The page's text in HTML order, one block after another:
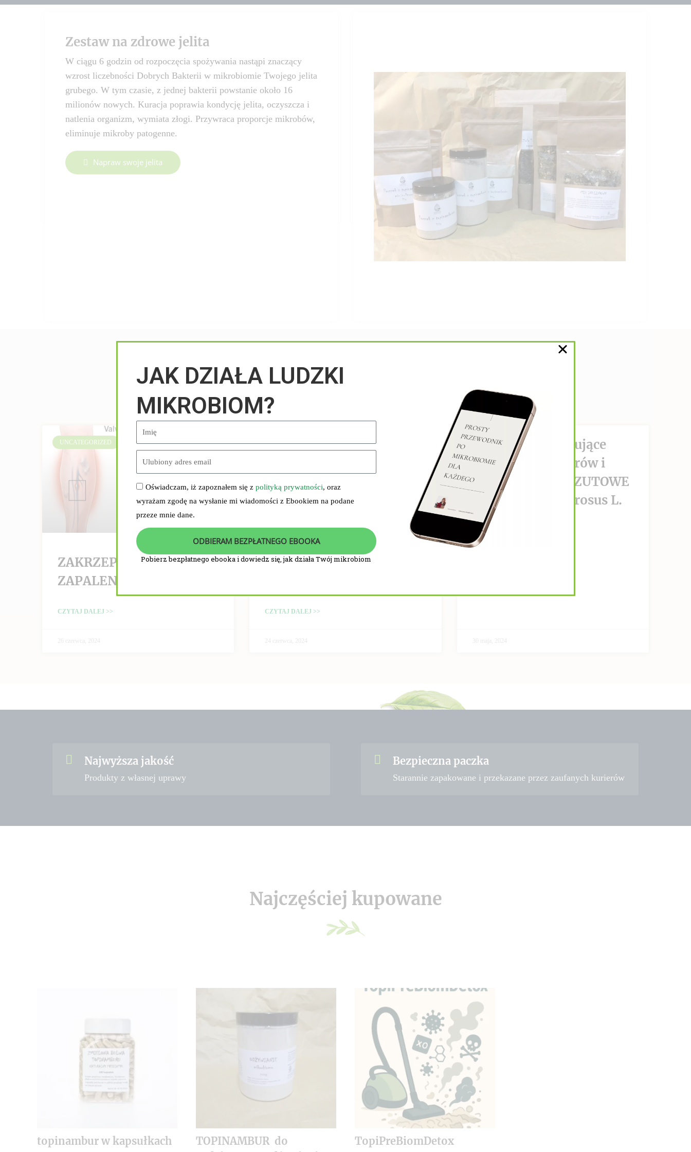
Zestaw na zdrowe jelita
W ciągu 6 godzin od rozpoczęcia spożywania nastąpi znaczący
wzrost liczebności Dobrych Bakterii w mikrobiomie Twojego jelita
grubego. W tym czasie, z jednej bakterii powstanie około 16
milionów nowych. Kuracja poprawia kondycję jelita, oczyszcza i
natlenia organizm, wymiata złogi. Przywraca proporcje mikrobów,
eliminuje mikroby patogenne.
Napraw swoje jelita
UNCATEGORIZED
ZAKRZEPICA /
ZAPALENIE ŻYŁ
CZYTAJ DALEJ >>
26 czerwca, 2024
UNCATEGORIZED
PRZEBIEG I WYNIKI
CZYTAJ DALEJ >>
24 czerwca, 2024
DZIAŁANIE hamujące
wzrost nowotworów i
PRZECIWPRZERZUTOWE
Helianthus Tuberosus L.
CZYTAJ DALEJ >>
30 maja, 2024
Najwyższa jakość
Produkty z własnej uprawy
Bezpieczna paczka
Starannie zapakowane i przekazane przez zaufanych kurierów
Najczęściej kupowane
topinambur w kapsułkach
TOPINAMBUR do
TopiPreBiomDetox
JAK DZIAŁA LUDZKI
MIKROBIOM?
Oświadczam, iż zapoznałem się z polityką prywatności, oraz
wyrażam zgodę na wysłanie mi wiadomości z Ebookiem na podane
przeze mnie dane.
ODBIERAM BEZPŁATNEGO EBOOKA
Pobierz bezpłatnego ebooka i dowiedz się, jak działa Twój mikrobiom